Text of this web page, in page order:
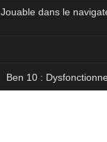
Jouable dans le
Ben 10 :